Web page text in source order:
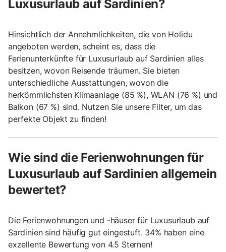
Luxusurlaub auf Sardinien?
Hinsichtlich der Annehmlichkeiten, die von Holidu
angeboten werden, scheint es, dass die
Ferienunterkünfte für Luxusurlaub auf Sardinien alles
besitzen, wovon Reisende träumen. Sie bieten
unterschiedliche Ausstattungen, wovon die
herkömmlichsten Klimaanlage (85 %), WLAN (76 %) und
Balkon (67 %) sind. Nutzen Sie unsere Filter, um das
perfekte Objekt zu finden!
Wie sind die Ferienwohnungen für
Luxusurlaub auf Sardinien allgemein
bewertet?
Die Ferienwohnungen und -häuser für Luxusurlaub auf
Sardinien sind häufig gut eingestuft. 34% haben eine
exzellente Bewertung von 4.5 Sternen!